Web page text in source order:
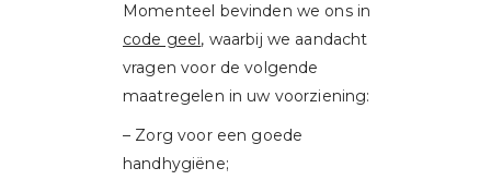
Momenteel bevinden we ons in
code geel, waarbij we aandacht
vragen voor de volgende
maatregelen in uw voorziening:
– Zorg voor een goede
handhygiëne;